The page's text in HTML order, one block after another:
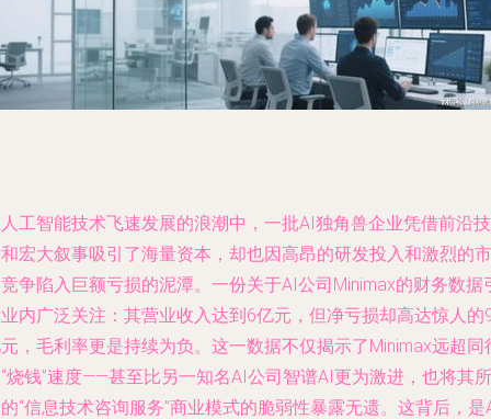
工智能技术飞速发展的浪潮中，一批AI独角兽企业凭借前沿技
宏大叙事吸引了海量资本，却也因高昂的研发投入和激烈的市
争陷入巨额亏损的泥潭。一份关于AI公司Minimax的财务数据
内广泛关注：其营业收入达到6亿元，但净亏损却高达惊人的
，毛利率更是持续为负。这一数据不仅揭示了Minimax远超同
烧钱”速度——甚至比另一知名AI公司智谱AI更为激进，也将其所
“信息技术咨询服务”商业模式的脆弱性暴露无遗。这背后，是